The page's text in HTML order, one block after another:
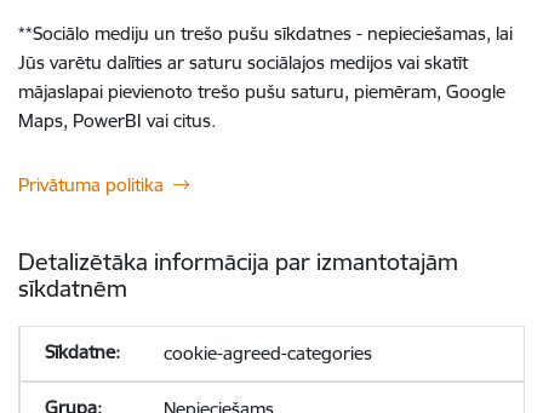
**Sociālo mediju un trešo pušu sīkdatnes - nepieciešamas, lai
Jūs varētu dalīties ar saturu sociālajos medijos vai skatīt
mājaslapai pievienoto trešo pušu saturu, piemēram, Google
Maps, PowerBI vai citus.
Privātuma politika
Detalizētāka informācija par izmantotajām
sīkdatnēm
cookie-agreed-categories